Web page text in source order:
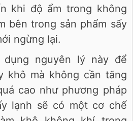
khi độ ẩm trong không
bên trong sản phẩm sấy
ngừng lại.
dụng nguyên lý này để
khô mà không cần tăng
cao như phương pháp
lạnh sẽ có một cơ chế